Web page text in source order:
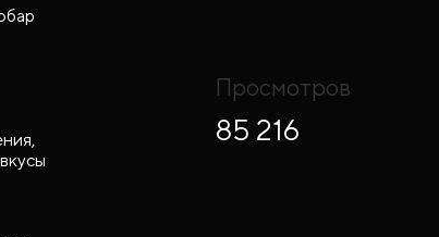
Просмотров
85 216